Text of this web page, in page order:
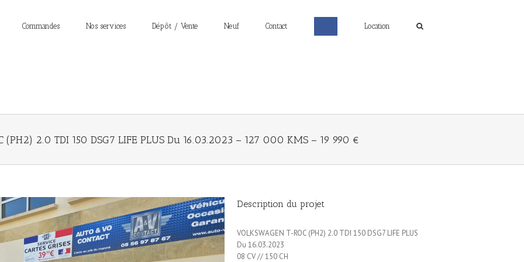
Commandes Nos services Dépôt / Vente Neuf Contact Location
(PH2) 2.0 TDI 150 DSG7 LIFE PLUS Du 16.03.2023 – 127 000 KMS – 19 990 €
Description du projet
VOLKSWAGEN T-ROC (PH2) 2.0 TDI 150 DSG7 LIFE PLUS
Du 16.03.2023
08 CV // 150 CH